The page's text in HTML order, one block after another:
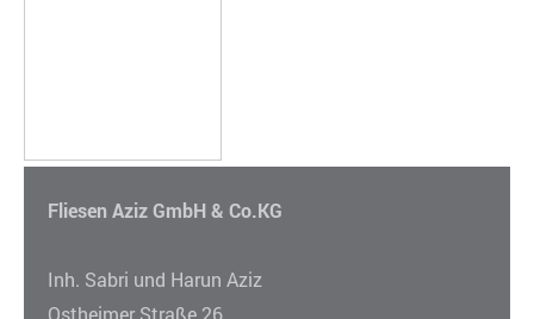
Fliesen Aziz GmbH & Co.KG
Inh. Sabri und Harun Aziz
Ostheimer Straße 26